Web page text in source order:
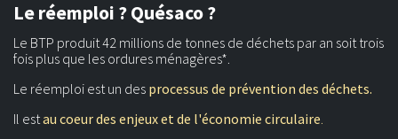
Le réemploi ? Quésaco ?
Le BTP produit 42 millions de tonnes de déchets par an soit trois
fois plus que les ordures ménagères*.
Le réemploi est un des processus de prévention des déchets.
Il estau coeur des enjeux et de l'économie circulaire.